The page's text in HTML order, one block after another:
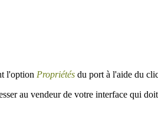
l'option Propriétés du port à l'aide du
au vendeur de votre interface qui